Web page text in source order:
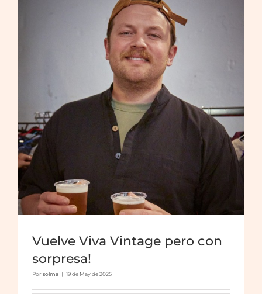
Vuelve Viva Vintage pero con
sorpresa!
Porsolma | 19 de May de 2025
Viva Vintage A La Fresca!